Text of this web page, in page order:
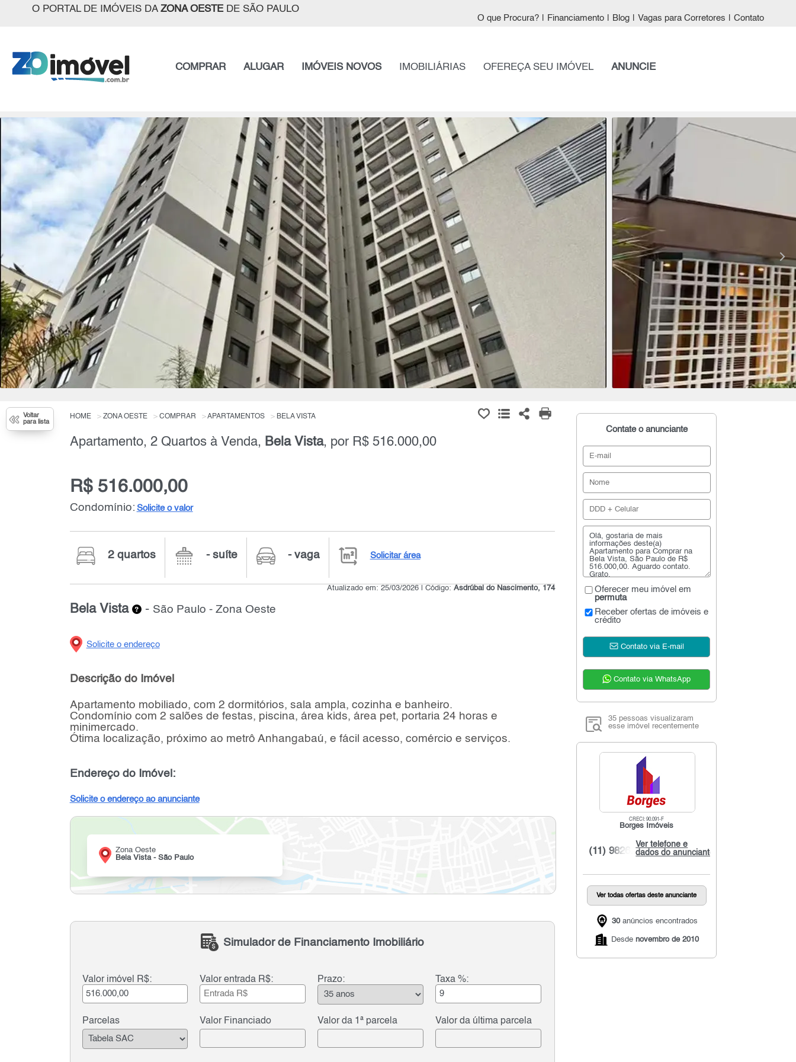
O PORTAL DE IMÓVEIS DA ZONA OESTEDE SÃO PAULO
O que Procura? Financiamento Blog Vagas para Corretores Contato
COMPRAR ALUGAR IMÓVEIS NOVOS IMOBILIÁRIAS OFEREÇA SEU IMÓVEL ANUNCIE
Voltar
para lista
HOME ZONA OESTE COMPRAR APARTAMENTOS BELA VISTA
Apartamento, 2 Quartos à Venda, Bela Vista, por R$ 516.000,00
R$ 516.000,00
Condomínio: Solicite o valor
2 quartos - suíte - vaga Solicitar área
Atualizado em: 25/03/2026 | Código:Asdrúbal do Nascimento, 174
Bela Vista - São Paulo - Zona Oeste
Solicite o endereço
Descrição do Imóvel
Apartamento mobiliado, com 2 dormitórios, sala ampla, cozinha e banheiro.
Condomínio com 2 salões de festas, piscina, área kids, área pet, portaria 24 horas e
minimercado.
Ótima localização, próximo ao metrô Anhangabaú, e fácil acesso, comércio e serviços.
Endereço do Imóvel:
Solicite o endereço ao anunciante
Zona Oeste
Bela Vista - São Paulo
Simulador de Financiamento Imobiliário
Valor imóvel R$: Valor entrada R$: Prazo: Taxa %:
Parcelas Valor Financiado Valor da 1ª parcela Valor da última parcela
Contate o anunciante
Oferecer meu imóvel em
permuta
Receber ofertas de imóveis e
crédito
Contato via E-mail
Contato via WhatsApp
35 pessoas visualizaram
esse imóvel recentemente
CRECI: 90.091-F
Borges Imóveis
Ver telefone e
dados do anunciante
(11) 9826...
Ver todas ofertas deste anunciante
30anúncios encontrados
Desde novembro de 2010